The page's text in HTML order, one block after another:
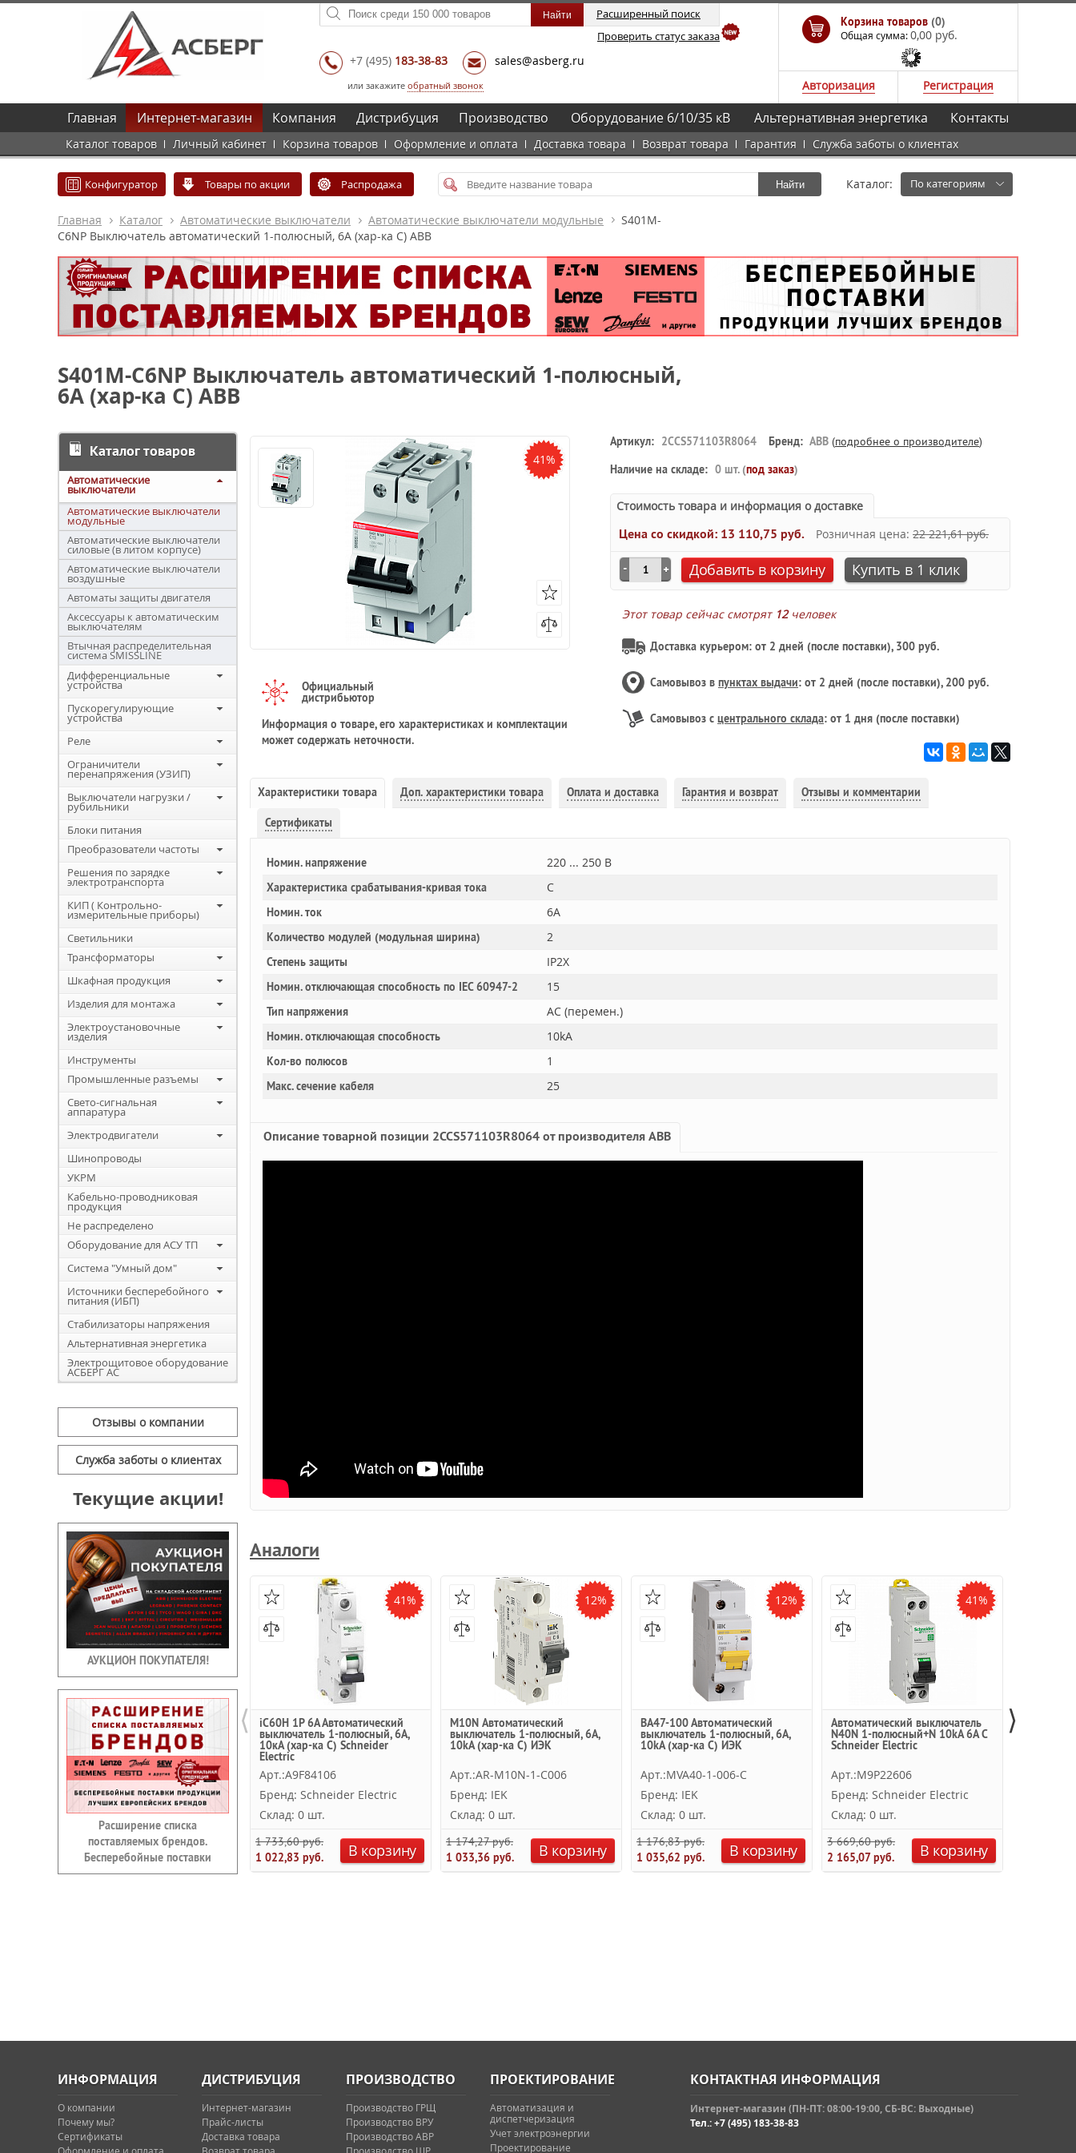
Расширенный поиск
Проверить статус заказа
+7 (495) 183-38-83 sales@asberg.ru
или закажите обратный звонок
Корзина товаров (0)
Общая сумма:0,00 руб.
Авторизация Регистрация
Главная Интернет-магазин
Каталог товаров Личный кабинет Корзина товаров Оформление и оплата Доставка товара Возврат товара Гарантия Служба заботы о клиентах
Компания Дистрибуция Производство Оборудование 6/10/35 кВ Альтернативная энергетика Контакты
Конфигуратор Товары по акции Распродажа Найти Каталог: По категориям
Главная Каталог Автоматические выключатели Автоматические выключатели модульные
S401M-
C6NP Выключатель автоматический 1-полюсный, 6A (хар-ка С) ABB
S401M-C6NP Выключатель автоматический 1-полюсный,
6A (хар-ка С) ABB
Каталог товаров
Автоматические
выключатели
Автоматические выключатели
модульные
Автоматические выключатели
силовые (в литом корпусе)
Автоматические выключатели
воздушные
Автоматы защиты двигателя
Аксессуары к автоматическим
выключателям
Втычная распределительная
система SMISSLINE
Дифференциальные
устройства
Пускорегулирующие
устройства
Реле
Ограничители
перенапряжения (УЗИП)
Выключатели нагрузки /
рубильники
Блоки питания
Преобразователи частоты
Решения по зарядке
электротранспорта
КИП ( Контрольно-
измерительные приборы)
Светильники
Трансформаторы
Шкафная продукция
Изделия для монтажа
Электроустановочные
изделия
Инструменты
Промышленные разъемы
Свето-сигнальная
аппаратура
Электродвигатели
Шинопроводы
УКРМ
Кабельно-проводниковая
продукция
Не распределено
Оборудование для АСУ ТП
Система "Умный дом"
Источники бесперебойного
питания (ИБП)
Стабилизаторы напряжения
Альтернативная энергетика
Электрощитовое оборудование
АСБЕРГ АС
Отзывы о компании
Служба заботы о клиентах
Текущие акции!
АУКЦИОН ПОКУПАТЕЛЯ!
Расширение списка
поставляемых брендов.
Бесперебойные поставки
41%
Официальный
дистрибьютор
Информация о товаре, его характеристиках и комплектации
может содержать неточности.
Артикул: 2CCS571103R8064 Бренд: ABB (подробнее о производителе)
Наличие на складе: 0 шт. (под заказ)
Стоимость товара и информация о доставке
Цена со скидкой: 13 110,75 руб. Розничная цена: 22 221,61 руб.
Добавить в корзину Купить в 1 клик
Этот товар сейчас смотрят 12человек
Доставка курьером: от 2 дней (после поставки), 300 руб.
Самовывоз в пунктах выдачи: от 2 дней (после поставки), 200 руб.
Самовывоз с центрального склада: от 1 дня (после поставки)
Характеристики товара Доп. характеристики товара Оплата и доставка Гарантия и возврат Отзывы и комментарии
Сертификаты
Номин. напряжение 220 ... 250 В
Характеристика срабатывания-кривая тока C
Номин. ток 6A
Количество модулей (модульная ширина) 2
Степень защиты IP2X
Номин. отключающая способность по IEC 60947-2 15
Тип напряжения AC (перемен.)
Номин. отключающая способность 10kA
Кол-во полюсов 1
Макс. сечение кабеля 25
Описание товарной позиции 2CCS571103R8064 от производителя ABB
Аналоги
41%
iC60H 1P 6А Автоматический
выключатель 1-полюсный, 6А,
10кА (хар-ка C) Schneider
Electric
Арт.:A9F84106
Бренд: Schneider Electric
Склад: 0 шт.
1 733,60 руб.
1 022,83 руб.
В корзину
12%
M10N Автоматический
выключатель 1-полюсный, 6А,
10kA (хар-ка C) ИЭК
Арт.:AR-M10N-1-C006
Бренд: IEK
Склад: 0 шт.
1 174,27 руб.
1 033,36 руб.
В корзину
12%
ВА47-100 Автоматический
выключатель 1-полюсный, 6А,
10kA (хар-ка C) ИЭК
Арт.:MVA40-1-006-C
Бренд: IEK
Склад: 0 шт.
1 176,83 руб.
1 035,62 руб.
В корзину
41%
Автоматический выключатель
N40N 1-полюсный+N 10kA 6А С
Schneider Electric
Арт.:M9P22606
Бренд: Schneider Electric
Склад: 0 шт.
3 669,60 руб.
2 165,07 руб.
В корзину
⟨ ⟩
ИНФОРМАЦИЯ
О компании
Почему мы?
Сертификаты
ДИСТРИБУЦИЯ
Интернет-магазин
Прайс-листы
Доставка товара
ПРОИЗВОДСТВО
Производство ГРЩ
Производство ВРУ
Производство АВР
ПРОЕКТИРОВАНИЕ
Автоматизация и
диспетчеризация
Учет электроэнергии
Проектирование
КОНТАКТНАЯ ИНФОРМАЦИЯ
Интернет-магазин (ПН-ПТ: 08:00-19:00, СБ-ВС: Выходные)
Тел.: +7 (495) 183-38-83